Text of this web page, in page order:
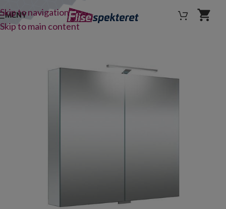
Skip to navigation
Skip to main content
MENY